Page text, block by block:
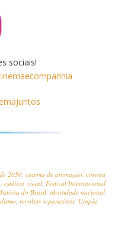
sociais!
2050, cinema de animação, cinema
, estética visual, Festival Internacional
do Brasil, identidade nacional,
, revoltas separatistas, Utopia